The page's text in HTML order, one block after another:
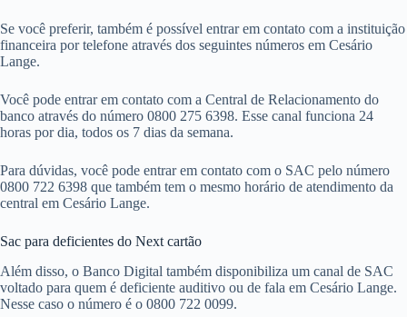
Se você preferir, também é possível entrar em contato com a instituição
financeira por telefone através dos seguintes números em Cesário
Lange.
Você pode entrar em contato com a Central de Relacionamento do
banco através do número 0800 275 6398. Esse canal funciona 24
horas por dia, todos os 7 dias da semana.
Para dúvidas, você pode entrar em contato com o SAC pelo número
0800 722 6398 que também tem o mesmo horário de atendimento da
central em Cesário Lange.
Sac para deficientes do Next cartão
Além disso, o Banco Digital também disponibiliza um canal de SAC
voltado para quem é deficiente auditivo ou de fala em Cesário Lange.
Nesse caso o número é o 0800 722 0099.